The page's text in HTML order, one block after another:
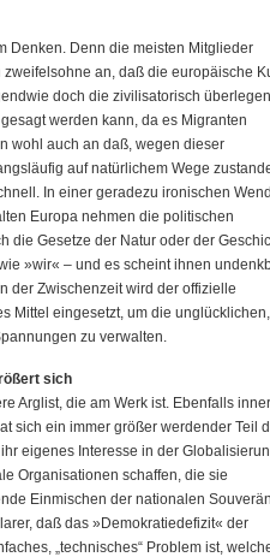
Denken. Denn die meisten Mitglieder
an, daß die europäische
doch die zivilisatorisch
werden kann, da es Migranten
wohl auch an daß, wegen dieser
auf natürlichem Wege
In einer geradezu ironischen
Europa nehmen die politischen
die Gesetze der Natur oder der
»wir« – und es scheint ihnen
der Zwischenzeit wird der offizielle
Mittel eingesetzt, um die unglücklichen,
zu verwalten.
sich
Arglist, die am Werk ist. Ebenfalls
sich ein immer größer werdender Teil
eigenes Interesse in der
Organisationen schaffen, die sie
Einmischen der nationalen
daß das »Demokratiedefizit« der
„technisches“ Problem ist,